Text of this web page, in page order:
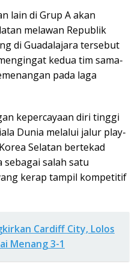
lain di Grup A akan
melawan Republik
di Guadalajara tersebut
kedua tim sama-
pada laga
kepercayaan diri tinggi
Dunia melalui jalur play-
Selatan bertekad
salah satu
kerap tampil kompetitif
Cardiff City, Lolos
Menang 3-1